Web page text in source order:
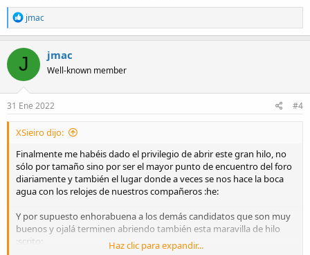
:saludo:
R
e
a
c
t
i
o
n
s
jmac
J jmac
Well-known member
31 Ene 2022 #4
XSieiro dijo:
Finalmente me habéis dado el privilegio de abrir este gran hilo, no
sólo por tamaño sino por ser el mayor punto de encuentro del foro
diariamente y también el lugar donde a veces se nos hace la boca
agua con los relojes de nuestros compañeros :he:
Y por supuesto enhorabuena a los demás candidatos que son muy
buenos y ojalá terminen abriendo también esta maravilla de hilo
:scrito:
Haz clic para expandir...